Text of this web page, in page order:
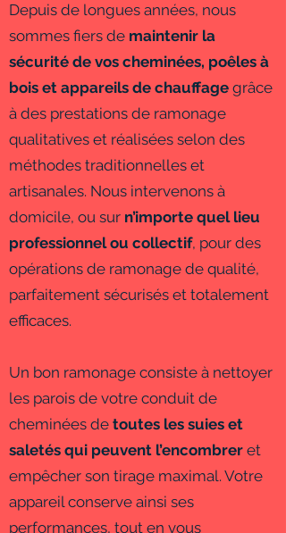
Depuis de longues années, nous
sommes fiers de maintenir la
sécurité de vos cheminées, poêles à
bois et appareils de chauffage grâce
à des prestations de ramonage
qualitatives et réalisées selon des
méthodes traditionnelles et
artisanales. Nous intervenons à
domicile, ou sur n’importe quel lieu
professionnel ou collectif, pour des
opérations de ramonage de qualité,
parfaitement sécurisés et totalement
efficaces.
Un bon ramonage consiste à nettoyer
les parois de votre conduit de
cheminées de toutes les suies et
saletés qui peuvent l’encombrer et
empêcher son tirage maximal. Votre
appareil conserve ainsi ses
performances, tout en vous